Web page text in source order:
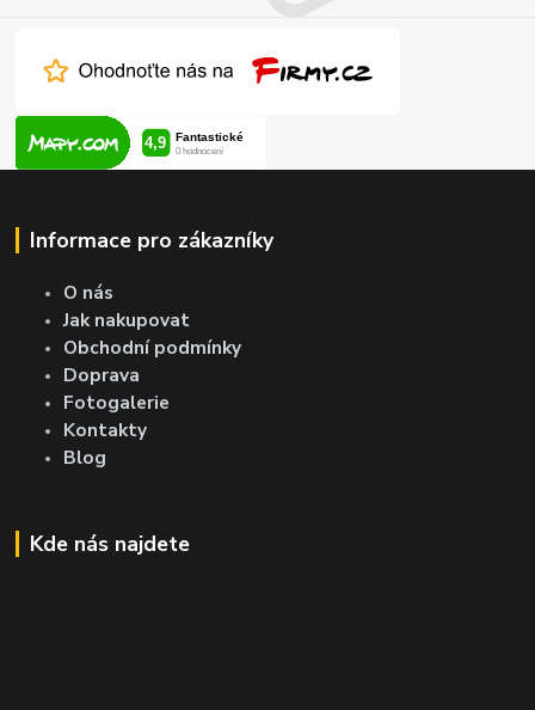
Informace pro zákazníky
O nás
Jak nakupovat
Obchodní podmínky
Doprava
Fotogalerie
Kontakty
Blog
Kde nás najdete